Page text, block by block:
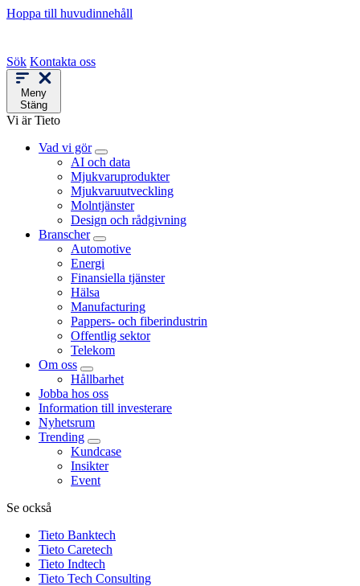
Hoppa till huvudinnehåll
Sök Kontakta oss
Meny
Stäng
Vi är Tieto
Vad vi gör
AI och data
Mjukvaruprodukter
Mjukvaruutveckling
Molntjänster
Design och rådgivning
Branscher
Automotive
Energi
Finansiella tjänster
Hälsa
Manufacturing
Pappers- och fiberindustrin
Offentlig sektor
Telekom
Om oss
Hållbarhet
Jobba hos oss
Information till investerare
Nyhetsrum
Trending
Kundcase
Insikter
Event
Se också
Tieto Banktech
Tieto Caretech
Tieto Indtech
Tieto Tech Consulting